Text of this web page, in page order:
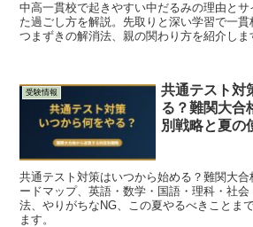
中高一貫校で起きやすい中だるみの理由とサ
た過ごし方を解説。先取りと深い学習で一貫
つまずきの解消法、親の関わり方を紹介しま
受験情報
共通テスト対
る？難関大合
別戦略と夏の
共通テスト対策はいつから始める？難関大
ードマップ、英語・数学・国語・理科・社
法、やりがちなNG、この夏やるべきことま
ます。